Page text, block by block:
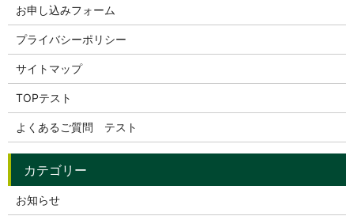
お申し込みフォーム
プライバシーポリシー
サイトマップ
TOPテスト
よくあるご質問 テスト
お知らせ